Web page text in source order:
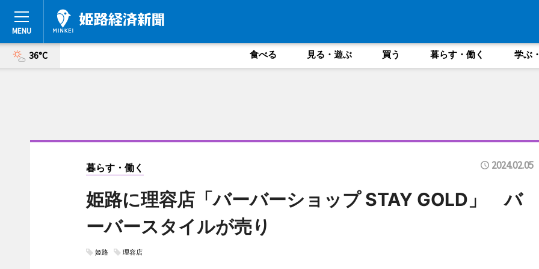
36°C 食べる 見る・遊ぶ 買う 暮らす・働く 学ぶ
暮らす・働く 2024.02.05
姫路に理容店「バーバーショップ STAY GOLD」 バ
ーバースタイルが売り
姫路 理容店